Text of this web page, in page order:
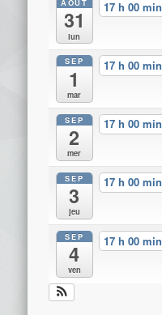
AOÛT
31
lun
17 h 00 min
SEP
1
mar
17 h 00 min
SEP
2
mer
17 h 00 min
SEP
3
jeu
17 h 00 min
SEP
4
ven
17 h 00 min